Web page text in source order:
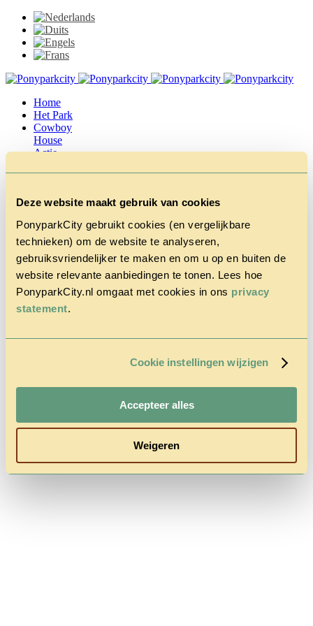
Deze website maakt gebruik van cookies
PonyparkCity gebruikt cookies (en vergelijkbare
technieken) om de website te analyseren,
gebruiksvriendelijker te maken en om u op en buiten de
website relevante aanbiedingen te tonen. Lees hoe
PonyparkCity.nl omgaat met cookies in ons privacy
statement.
Cookie instellingen wijzigen
Accepteer alles
Weigeren
Home
Het Park
Cowboy
House
Actie
Tarieven &